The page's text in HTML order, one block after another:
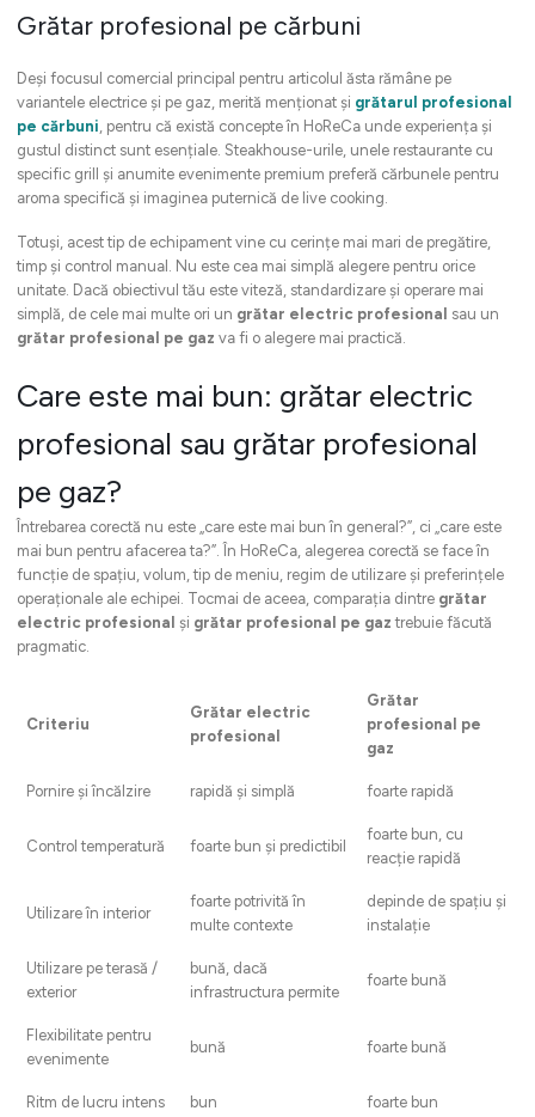
Grătar profesional pe cărbuni
Deși focusul comercial principal pentru articolul ăsta rămâne pe
variantele electrice și pe gaz, merită menționat și grătarul profesional
pe cărbuni, pentru că există concepte în HoReCa unde experiența și
gustul distinct sunt esențiale. Steakhouse-urile, unele restaurante cu
specific grill și anumite evenimente premium preferă cărbunele pentru
aroma specifică și imaginea puternică de live cooking.
Totuși, acest tip de echipament vine cu cerințe mai mari de pregătire,
timp și control manual. Nu este cea mai simplă alegere pentru orice
unitate. Dacă obiectivul tău este viteză, standardizare și operare mai
simplă, de cele mai multe ori un grătar electric profesional sau un
grătar profesional pe gaz va fi o alegere mai practică.
Care este mai bun: grătar electric
profesional sau grătar profesional
pe gaz?
Întrebarea corectă nu este „care este mai bun în general?”, ci „care este
mai bun pentru afacerea ta?”. În HoReCa, alegerea corectă se face în
funcție de spațiu, volum, tip de meniu, regim de utilizare și preferințele
operaționale ale echipei. Tocmai de aceea, comparația dintre grătar
electric profesional și grătar profesional pe gaz trebuie făcută
pragmatic.
Criteriu
Grătar electric
profesional
Grătar
profesional pe
gaz
Pornire și încălzire rapidă și simplă foarte rapidă
Control temperatură foarte bun și predictibil
foarte bun, cu
reacție rapidă
Utilizare în interior
foarte potrivită în
multe contexte
depinde de spațiu și
instalație
Utilizare pe terasă /
exterior
bună, dacă
infrastructura permite
foarte bună
Flexibilitate pentru
evenimente
bună foarte bună
Ritm de lucru intens bun foarte bun